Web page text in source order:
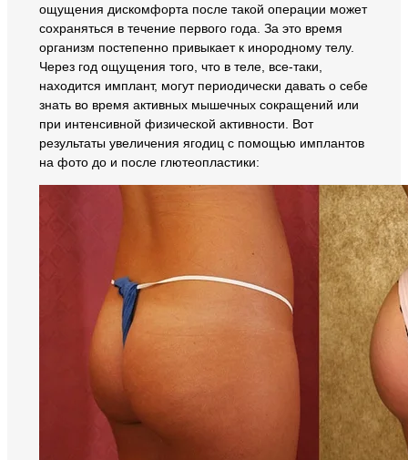
ощущения дискомфорта после такой операции может
сохраняться в течение первого года. За это время
организм постепенно привыкает к инородному телу.
Через год ощущения того, что в теле, все-таки,
находится имплант, могут периодически давать о себе
знать во время активных мышечных сокращений или
при интенсивной физической активности. Вот
результаты увеличения ягодиц с помощью имплантов
на фото до и после глютеопластики: